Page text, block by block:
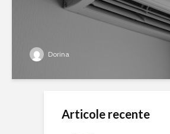
Dorina
Articole recente